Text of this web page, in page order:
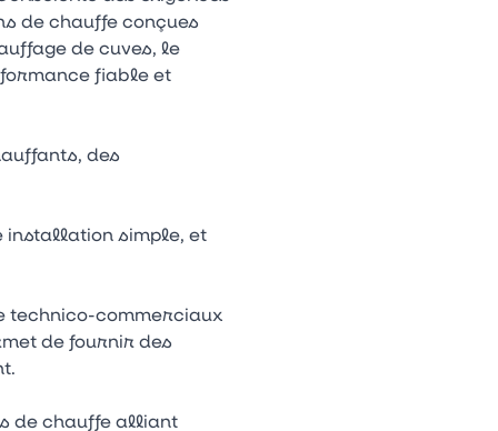
de chauffe conçues
de cuves, le
fiable et
des
installation simple, et
technico-commerciaux
de fournir des
de chauffe alliant